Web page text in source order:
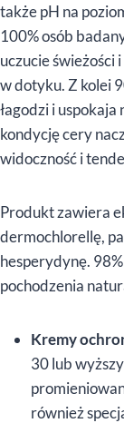
także pH na
100% osób
uczucie świeżości
w dotyku. Z kolei
łagodzi i
kondycję cery
widoczność i
Produkt zawiera
dermochlorellę,
hesperydynę.
pochodzenia
Kremy
30 lub
również